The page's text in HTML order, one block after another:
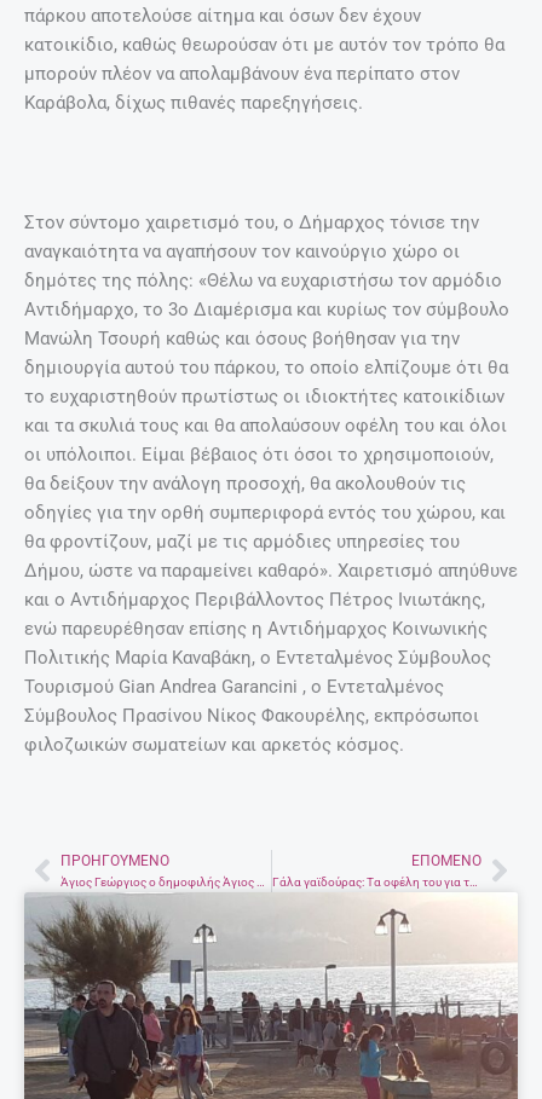
πάρκου αποτελούσε αίτημα και όσων δεν έχουν
κατοικίδιο, καθώς θεωρούσαν ότι με αυτόν τον τρόπο θα
μπορούν πλέον να απολαμβάνουν ένα περίπατο στον
Καράβολα, δίχως πιθανές παρεξηγήσεις.
Στον σύντομο χαιρετισμό του, ο Δήμαρχος τόνισε την
αναγκαιότητα να αγαπήσουν τον καινούργιο χώρο οι
δημότες της πόλης: «Θέλω να ευχαριστήσω τον αρμόδιο
Αντιδήμαρχο, το 3ο Διαμέρισμα και κυρίως τον σύμβουλο
Μανώλη Τσουρή καθώς και όσους βοήθησαν για την
δημιουργία αυτού του πάρκου, το οποίο ελπίζουμε ότι θα
το ευχαριστηθούν πρωτίστως οι ιδιοκτήτες κατοικίδιων
και τα σκυλιά τους και θα απολαύσουν οφέλη του και όλοι
οι υπόλοιποι. Είμαι βέβαιος ότι όσοι το χρησιμοποιούν,
θα δείξουν την ανάλογη προσοχή, θα ακολουθούν τις
οδηγίες για την ορθή συμπεριφορά εντός του χώρου, και
θα φροντίζουν, μαζί με τις αρμόδιες υπηρεσίες του
Δήμου, ώστε να παραμείνει καθαρό». Χαιρετισμό απηύθυνε
και ο Αντιδήμαρχος Περιβάλλοντος Πέτρος Ινιωτάκης,
ενώ παρευρέθησαν επίσης η Αντιδήμαρχος Κοινωνικής
Πολιτικής Μαρία Καναβάκη, ο Εντεταλμένος Σύμβουλος
Τουρισμού Gian Andrea Garancini , ο Εντεταλμένος
Σύμβουλος Πρασίνου Νίκος Φακουρέλης, εκπρόσωποι
φιλοζωικών σωματείων και αρκετός κόσμος.
Prev
ΠΡΟΗΓΟΎΜΕΝΟ ΕΠΌΜΕΝΟ
Γάλα γαϊδούρας: Τα οφέλη του για την υγεία σας